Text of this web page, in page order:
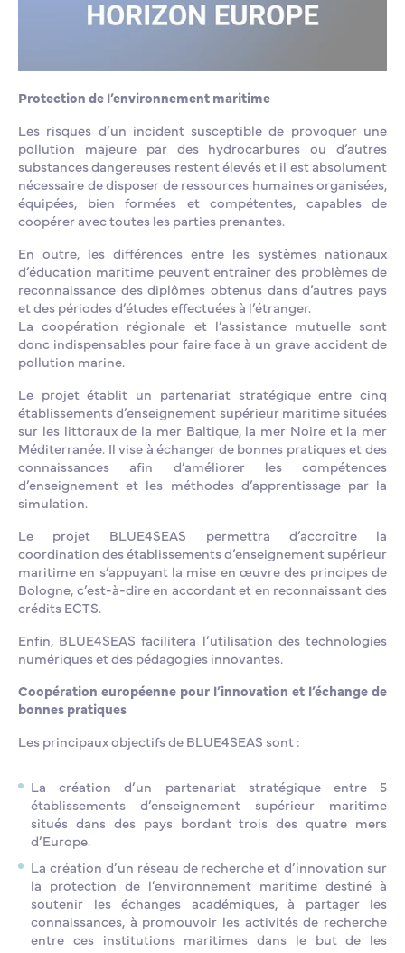
Protection de l’environnement maritime
Les risques d’un incident susceptible de provoquer une
pollution majeure par des hydrocarbures ou d’autres
substances dangereuses restent élevés et il est absolument
nécessaire de disposer de ressources humaines organisées,
équipées, bien formées et compétentes, capables de
coopérer avec toutes les parties prenantes.
En outre, les différences entre les systèmes nationaux
d’éducation maritime peuvent entraîner des problèmes de
reconnaissance des diplômes obtenus dans d’autres pays
et des périodes d’études effectuées à l’étranger.
La coopération régionale et l’assistance mutuelle sont
donc indispensables pour faire face à un grave accident de
pollution marine.
Le projet établit un partenariat stratégique entre cinq
établissements d’enseignement supérieur maritime situées
sur les littoraux de la mer Baltique, la mer Noire et la mer
Méditerranée. Il vise à échanger de bonnes pratiques et des
connaissances afin d’améliorer les compétences
d’enseignement et les méthodes d’apprentissage par la
simulation.
Le projet BLUE4SEAS permettra d’accroître la
coordination des établissements d’enseignement supérieur
maritime en s’appuyant la mise en œuvre des principes de
Bologne, c’est-à-dire en accordant et en reconnaissant des
crédits ECTS.
Enfin, BLUE4SEAS facilitera l’utilisation des technologies
numériques et des pédagogies innovantes.
Coopération européenne pour l’innovation et l’échange de
bonnes pratiques
Les principaux objectifs de BLUE4SEAS sont :
La création d’un partenariat stratégique entre 5
établissements d’enseignement supérieur maritime
situés dans des pays bordant trois des quatre mers
d’Europe.
La création d’un réseau de recherche et d’innovation sur
la protection de l’environnement maritime destiné à
soutenir les échanges académiques, à partager les
connaissances, à promouvoir les activités de recherche
entre ces institutions maritimes dans le but de les